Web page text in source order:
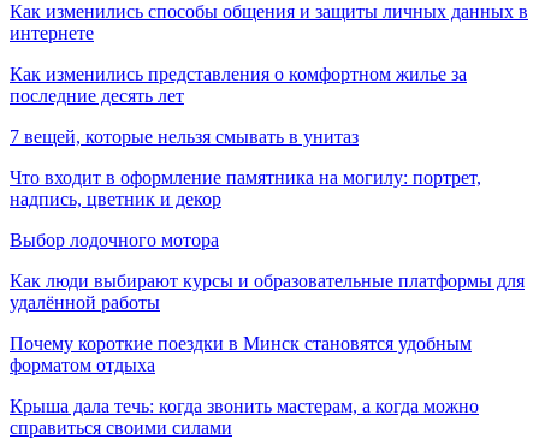
Как изменились способы общения и защиты личных данных в
интернете
Как изменились представления о комфортном жилье за
последние десять лет
7 вещей, которые нельзя смывать в унитаз
Что входит в оформление памятника на могилу: портрет,
надпись, цветник и декор
Выбор лодочного мотора
Как люди выбирают курсы и образовательные платформы для
удалённой работы
Почему короткие поездки в Минск становятся удобным
форматом отдыха
Крыша дала течь: когда звонить мастерам, а когда можно
справиться своими силами